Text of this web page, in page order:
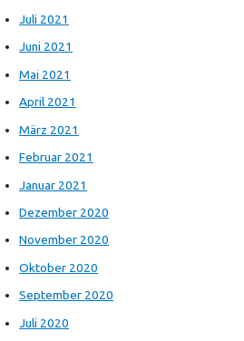
Juli 2021
Juni 2021
Mai 2021
April 2021
März 2021
Februar 2021
Januar 2021
Dezember 2020
November 2020
Oktober 2020
September 2020
Juli 2020